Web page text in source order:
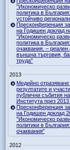
"Икономическо
политика в
устойчиво
Пресконференция
на Годишен доклад
"Икономическо
политика в
очаквания. – реален
външна търговия,
труда"
2013
Медийно отразяване
резултатите и
публични събития
Института през 2013
Пресконференция
на Годишен доклад
"Икономическо
политики в
очаквания"
2012